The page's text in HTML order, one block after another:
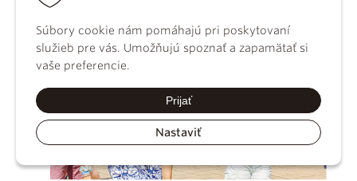
Súbory cookie nám pomáhajú pri poskytovaní
služieb pre vás. Umožňujú spoznať a zapamätať si
vaše preferencie.
Prijať
Nastaviť